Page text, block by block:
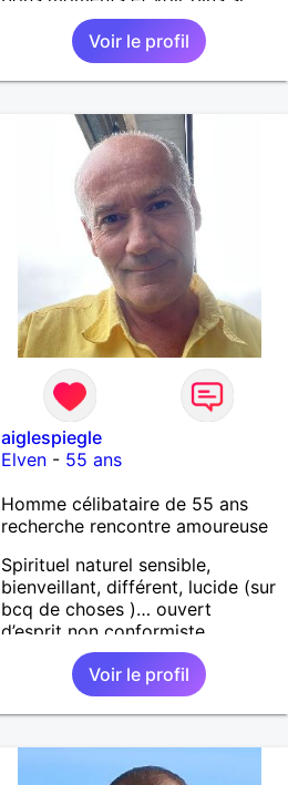
nous nous correspondons.
J’aime la nature, les voyages et
aussi faire la fête de temps en
temps ;-)Je suis papa d’un petit
m’occupe en garde alternée.
J’aime à peu près tous les styles
de musique. (Oui je suis pas trop
fan de Jul). Je fais du sport
pour garder la forme et plutôt
agréable à regarder. (Enfin je le
pense en tout cas 😂)
Voir le profil
aiglespiegle
Elven- 55 ans
Homme célibataire de 55 ans
recherche rencontre amoureuse
Spirituel naturel sensible,
bienveillant, différent, lucide (sur
bcq de choses )… ouvert
d’esprit non conformiste.
Recherche en l’autre un peu la
même chose…Voir le profil